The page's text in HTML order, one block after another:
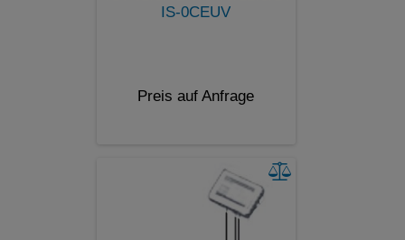
IS-0CEUV
Preis auf Anfrage